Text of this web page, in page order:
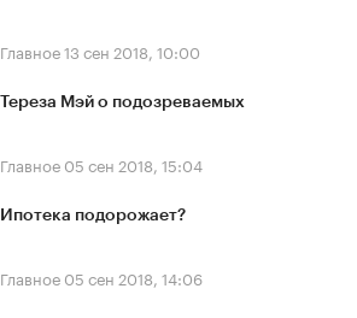
Главное13 сен 2018, 10:00
Тереза Мэй о подозреваемых
Главное 05 сен 2018, 15:04
Ипотека подорожает?
Главное 05 сен 2018, 14:06